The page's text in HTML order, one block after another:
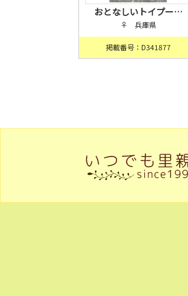
おとなしいトイプー…
♀ 兵庫県
掲載番号：D341877